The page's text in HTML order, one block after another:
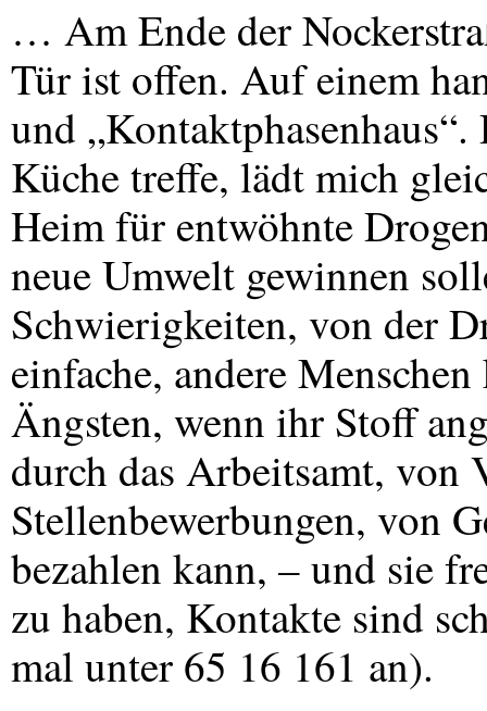
… Am Ende der
Tür ist offen. Auf einem
und
Küche treffe, lädt mich
Heim für entwöhnte
neue Umwelt gewinnen
Schwierigkeiten, von der
einfache, andere
Ängsten, wenn ihr Stoff
durch das Arbeitsamt, von
Stellenbewerbungen, von
bezahlen kann, – und sie
zu haben, Kontakte sind
mal unter 65 16 161 an).